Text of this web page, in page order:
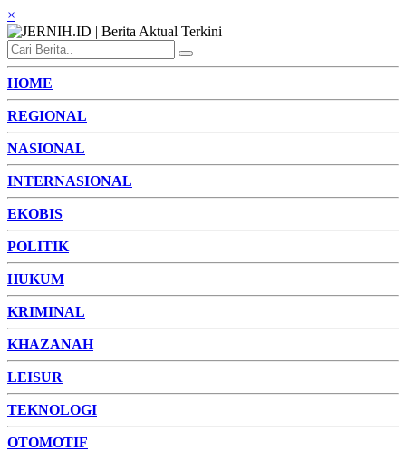
×
HOME
REGIONAL
NASIONAL
INTERNASIONAL
EKOBIS
POLITIK
HUKUM
KRIMINAL
KHAZANAH
LEISUR
TEKNOLOGI
OTOMOTIF